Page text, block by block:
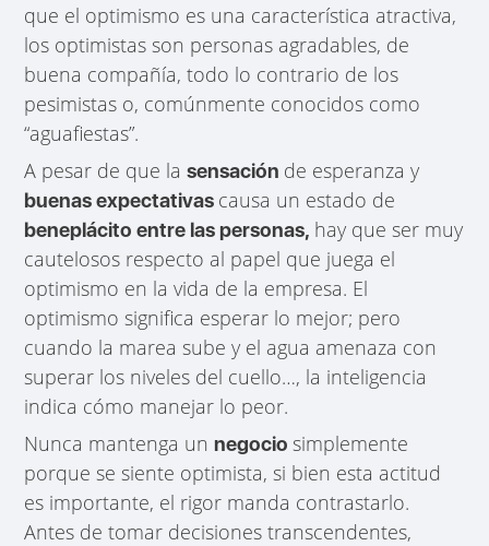
que el optimismo es una característica atractiva,
los optimistas son personas agradables, de
buena compañía, todo lo contrario de los
pesimistas o, comúnmente conocidos como
“aguafiestas”.
A pesar de que lasensación de esperanza y
buenas expectativas causa un estado de
beneplácito entre las personas, hay que ser muy
cautelosos respecto al papel que juega el
optimismo en la vida de la empresa. El
optimismo significa esperar lo mejor; pero
cuando la marea sube y el agua amenaza con
superar los niveles del cuello…, la inteligencia
indica cómo manejar lo peor.
Nunca mantenga unnegociosimplemente
porque se siente optimista, si bien esta actitud
es importante, el rigor manda contrastarlo.
Antes de tomar decisiones transcendentes,